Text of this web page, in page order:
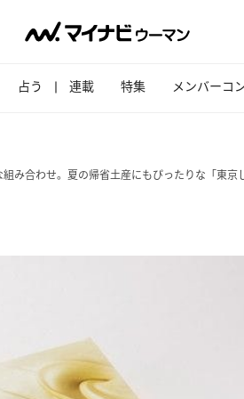
占う 連載 特集 メンバーコ
組み合わせ。夏の帰省土産にもぴったりな「東